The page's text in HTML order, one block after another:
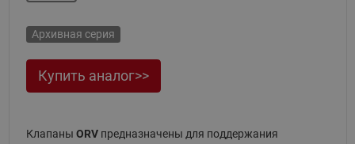
Архивная серия
Купить аналог>>
Клапаны ORVпредназначены для поддержания